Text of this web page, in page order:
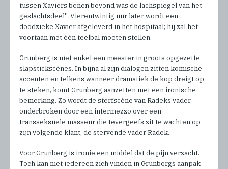
tussen Xaviers benen bevond was de lachspiegel van het
geslachtsdeel''. Vierentwintig uur later wordt een
doodzieke Xavier afgeleverd in het hospitaal; hij zal het
voortaan met één teelbal moeten stellen.
Grunberg is niet enkel een meester in groots opgezette
slapstickscènes. In bijna al zijn dialogen zitten komische
accenten en telkens wanneer dramatiek de kop dreigt op
te steken, komt Grunberg aanzetten met een ironische
bemerking. Zo wordt de sterfscène van Radeks vader
onderbroken door een intermezzo over een
transseksuele masseur die tevergeefs zit te wachten op
zijn volgende klant, de stervende vader Radek.
Voor Grunberg is ironie een middel dat de pijn verzacht.
Toch kan niet iedereen zich vinden in Grunbergs aanpak